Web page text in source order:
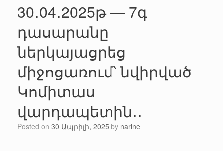
30․04․2025թ — 7գ
դասարանը
ներկայացրեց
միջոցառում՝ նվիրված
Կոմիտաս
վարդապետին․․
Posted on 30 Ապրիլի, 2025 by narine